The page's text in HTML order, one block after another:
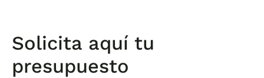
Solicita aquí tu
presupuesto